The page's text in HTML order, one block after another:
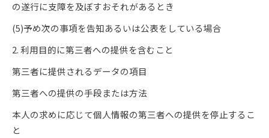
の遂行に支障を及ぼすおそれがあるとき
(5)予め次の事項を告知あるいは公表をしている場合
2. 利用目的に第三者への提供を含むこと
第三者に提供されるデータの項目
第三者への提供の手段または方法
本人の求めに応じて個人情報の第三者への提供を停止するこ
と